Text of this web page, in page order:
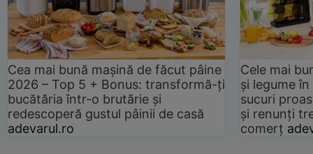
Cea mai bună mașină de făcut pâine
2026 – Top 5 + Bonus: transformă-ți
bucătăria într-o brutărie și
redescoperă gustul pâinii de casă
adevarul.ro
Cele mai
și legume
sucuri
și renunți
comerț